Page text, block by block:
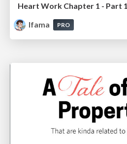
Heart Work Chapter 1 - Part 1
lfama
PRO